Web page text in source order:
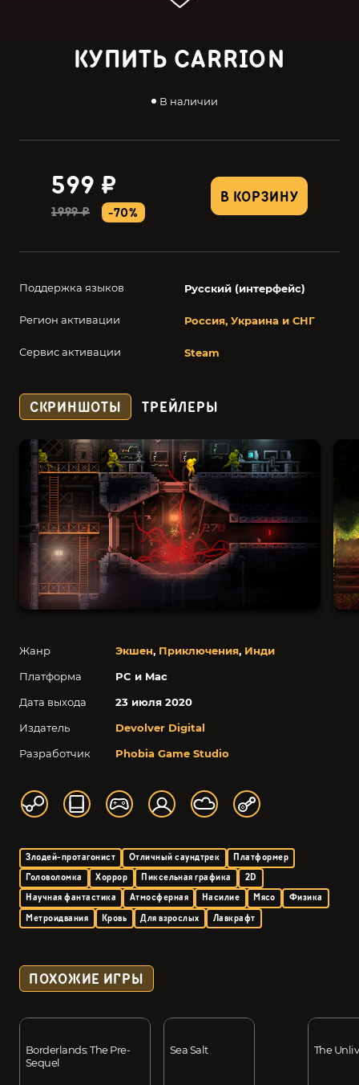
КУПИТЬ CARRION
В наличии
В КОРЗИНУ
599 ₽
1999 ₽ -70%
Поддержка языков Русский (интерфейс)
Регион активации Россия, Украина и СНГ
Сервис активации Steam
Жанр Экшен, Приключения, Инди
Платформа
PC и Mac
Дата выхода
23 июля 2020
Издатель
Devolver Digital
Разработчик
Phobia Game Studio
Злодей-протагонист Отличный саундтрек
Платформер
Головоломка
Хоррор Пиксельная графика
2D
Научная фантастика
Атмосферная Насилие Мясо
Физика
Метроидвания
Кровь Для взрослых Лавкрафт
СКРИНШОТЫ ТРЕЙЛЕРЫ
ПОХОЖИЕ ИГРЫ
Borderlands: The Pre-
Sequel
Sea Salt The